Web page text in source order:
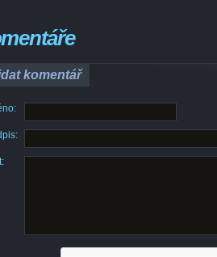
komentář